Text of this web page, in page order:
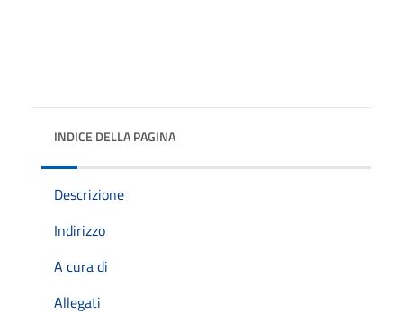
INDICE DELLA PAGINA
Descrizione
Indirizzo
A cura di
Allegati